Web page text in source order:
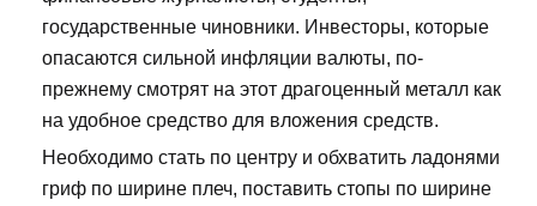
государственные чиновники. Инвесторы, которые
опасаются сильной инфляции валюты, по-
прежнему смотрят на этот драгоценный металл как
на удобное средство для вложения средств.
Необходимо стать по центру и обхватить ладонями
гриф по ширине плеч, поставить стопы по ширине